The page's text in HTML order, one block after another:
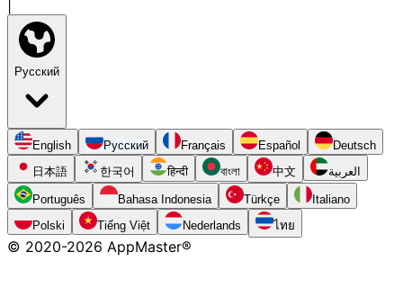
Русский
English Русский Français Español
Deutsch
日本語
한국어 हिन्दी বাংলা 中文 العربية
Português Bahasa Indonesia Türkçe
Italiano
Polski
Tiếng Việt Nederlands ไทย
© 2020-2026 AppMaster®